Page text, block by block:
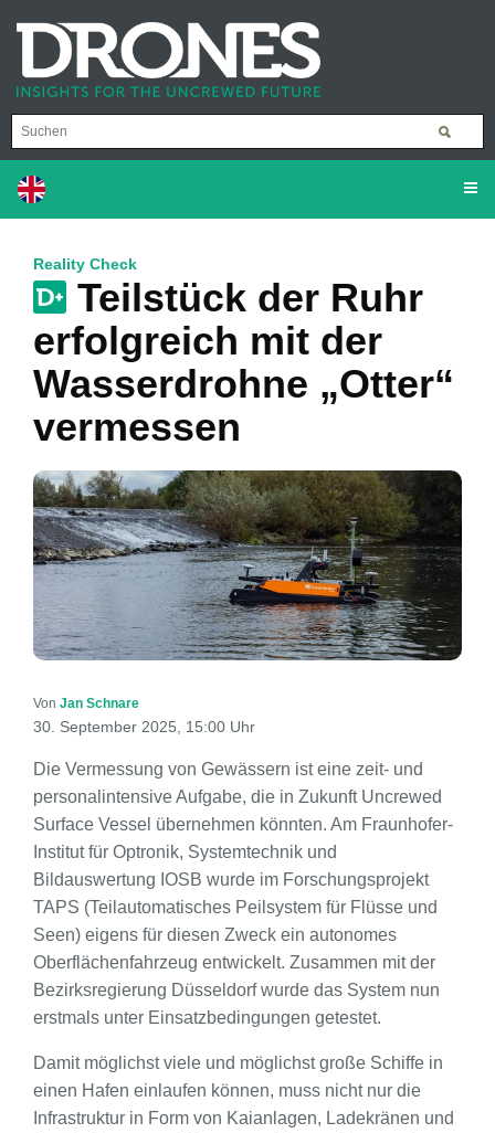
Reality Check
Teilstück der Ruhr
erfolgreich mit der
Wasserdrohne „Otter“
vermessen
Von Jan Schnare
30. September 2025, 15:00 Uhr
Die Vermessung von Gewässern ist eine zeit- und
personalintensive Aufgabe, die in Zukunft Uncrewed
Surface Vessel übernehmen könnten. Am Fraunhofer-
Institut für Optronik, Systemtechnik und
Bildauswertung IOSB wurde im Forschungsprojekt
TAPS (Teilautomatisches Peilsystem für Flüsse und
Seen) eigens für diesen Zweck ein autonomes
Oberflächenfahrzeug entwickelt. Zusammen mit der
Bezirksregierung Düsseldorf wurde das System nun
erstmals unter Einsatzbedingungen getestet.
Damit möglichst viele und möglichst große Schiffe in
einen Hafen einlaufen können, muss nicht nur die
Infrastruktur in Form von Kaianlagen, Ladekränen und